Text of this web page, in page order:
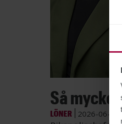
Så
LÖNER 2026-06-26